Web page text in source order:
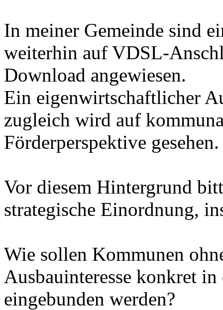
In meiner Gemeinde sind
weiterhin auf VDSL-
Download angewiesen.
Ein eigenwirtschaftlicher
zugleich wird auf
Förderperspektive gesehen.
Vor diesem Hintergrund
strategische Einordnung,
Wie sollen Kommunen
Ausbauinteresse konkret
eingebunden werden?